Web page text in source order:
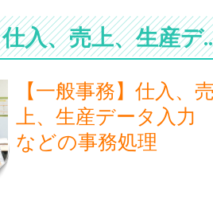
一般事務 仕入、売
【一般事務】仕入、
上、生産データ入力
などの事務処理